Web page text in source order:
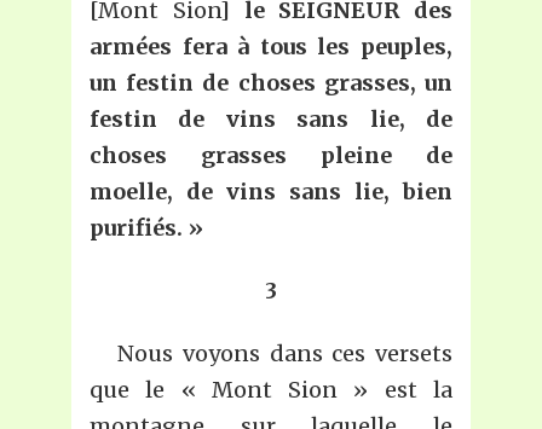
[Mont Sion] le SEIGNEUR des
armées fera à tous les peuples,
un festin de choses grasses, un
festin de vins sans lie, de
choses grasses pleine de
moelle, de vins sans lie, bien
purifiés. »
3
Nous voyons dans ces versets
que le « Mont Sion » est la